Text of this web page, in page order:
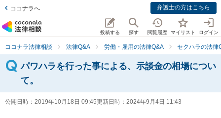
ココナラへ 弁護士の方はこちら
投稿する 探す 閲覧履歴 マイリスト ログイン
ココナラ法律相談 法律Q&A 労働・雇用の法律Q&A セクハラの法律
パワハラを行った事による、示談金の相場につい
て。
公開日時： 2019年10月18日 09:45更新日時： 2024年9月4日 11:43